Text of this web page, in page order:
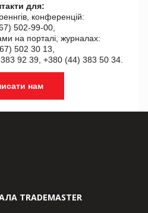
для:
конференцій:
502-99-00,
на порталі, журналах:
502 30 13,
92 39, +380 (44) 383 50 34.
нам
TRADEMASTER